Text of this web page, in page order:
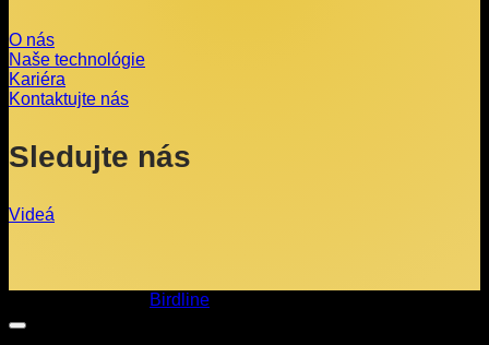
O nás
Naše technológie
Kariéra
Kontaktujte nás
Sledujte nás
Videá
Birdline